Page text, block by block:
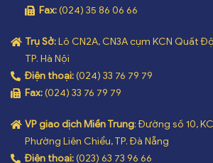
Fax:(024) 35 86 06 66
Trụ Sở:Lô CN2A, CN3A cụm KCN Quất
TP. Hà Nội
Điện thoại:(024) 33 76 79 79
Fax:(024) 33 76 79 79
VP giao dịch Miền Trung: Đường số 10,
Phường Liên Chiểu, TP. Đà Nẵng
Điện thoại:(023) 63 73 96 66